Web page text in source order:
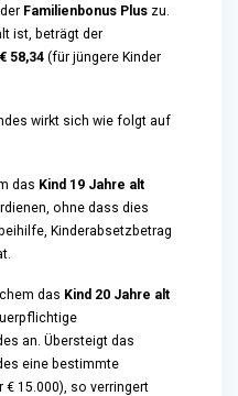
Familienbonus Plus zu.
ist, beträgt der
€ 58,34 (für jüngere Kinder
wirkt sich wie folgt auf
das Kind 19 Jahre alt
ohne dass dies
Kinderabsetzbetrag
das Kind 20 Jahre alt
an. Übersteigt das
eine bestimmte
€ 15.000), so verringert